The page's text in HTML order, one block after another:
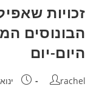
זכויות
הבונוסים
היום-יום
מחבר:
rachel פורסם:
ינואר